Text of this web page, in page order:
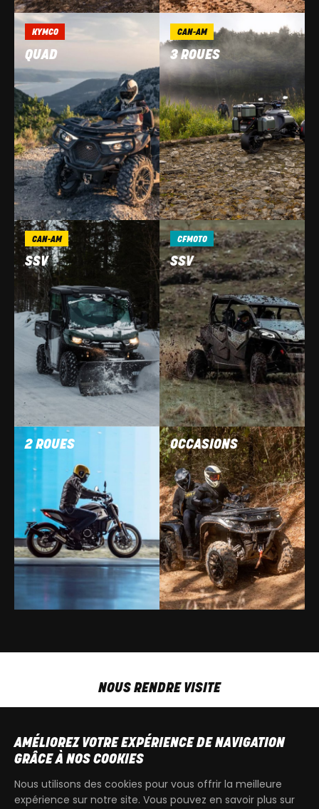
KYMCO
QUAD
CAN-AM
3 ROUES
CAN-AM
SSV
CFMOTO
SSV
2 ROUES OCCASIONS
NOUS RENDRE VISITE
SAM9h00 - 13h30
T+32 64 700 970
AMÉLIOREZ VOTRE EXPÉRIENCE DE NAVIGATION
GRÂCE À NOS COOKIES
Nous utilisons des cookies pour vous offrir la meilleure
expérience sur notre site. Vous pouvez en savoir plus sur